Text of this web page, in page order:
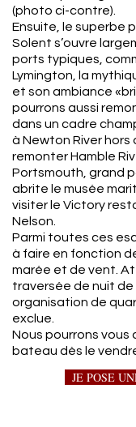
(photo ci-contre).
Ensuite, le superbe
Solent s’ouvre
ports typiques,
Lymington, la
et son ambiance
pourrons aussi
dans un cadre
à Newton River hors
remonter Hamble
Portsmouth, grand
abrite le musée
visiter le Victory
Nelson.
Parmi toutes ces
à faire en fonction
marée et de vent.
traversée de nuit de
organisation de
exclue.
Nous pourrons vous
bateau dès le
JE POSE